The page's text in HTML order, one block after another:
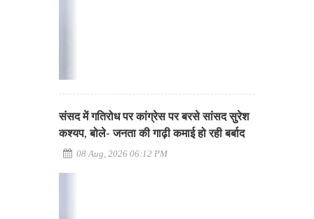
संसद में गतिरोध पर कांग्रेस पर बरसे सांसद सुरेश
कश्यप, बोले- जनता की गाढ़ी कमाई हो रही बर्बाद
08 Aug, 2026 06:12 PM